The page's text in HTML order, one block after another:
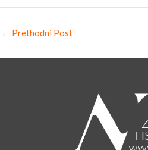
← Prethodni Post